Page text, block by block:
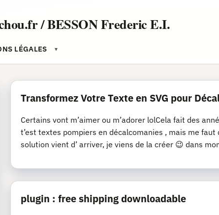
/ BESSON Frederic E.I.
LÉGALES ▾
Transformez Votre Texte en SVG pour
Certains vont m’aimer ou m’adorer lolCela fait des
t’est textes pompiers en décalcomanies , mais me
solution vient d’ arriver, je viens de la créer 😉 dans
plugin : free shipping downloadable